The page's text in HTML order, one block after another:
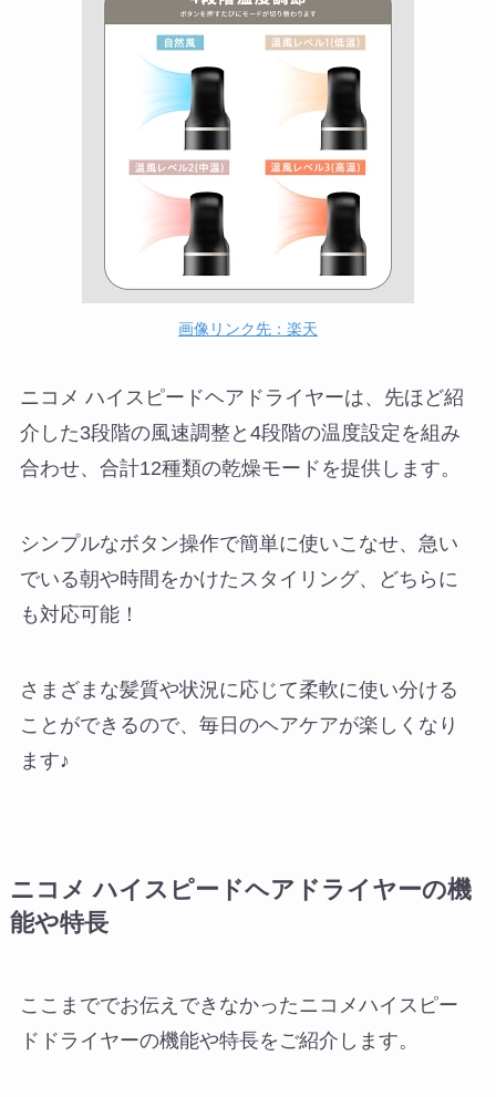
画像リンク先：楽天
ニコメ ハイスピードヘアドライヤーは、先ほど紹
介した3段階の風速調整と4段階の温度設定を組み
合わせ、合計12種類の乾燥モードを提供します。
シンプルなボタン操作で簡単に使いこなせ、急い
でいる朝や時間をかけたスタイリング、どちらに
も対応可能！
さまざまな髪質や状況に応じて柔軟に使い分ける
ことができるので、毎日のヘアケアが楽しくなり
ます♪
ニコメ ハイスピードヘアドライヤーの機
能や特長
ここまででお伝えできなかったニコメハイスピー
ドドライヤーの機能や特長をご紹介します。